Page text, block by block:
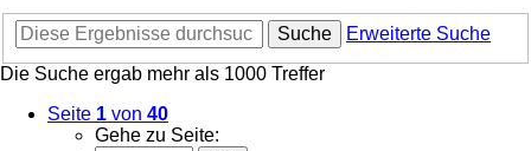
Suche
Erweiterte Suche
Die Suche ergab mehr als 1000 Treffer
Seite 1 von 40
Gehe zu Seite: